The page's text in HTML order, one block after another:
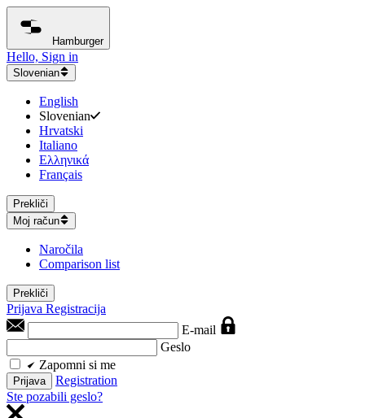
Hamburger
Hello, Sign in
Slovenian
English
Slovenian
Hrvatski
Italiano
Ελληνικά
Français
Prekliči
Moj račun
Naročila
Comparison list
Prekliči
Prijava Registracija
E-mail
Geslo
Zapomni si me
Prijava
Registration
Ste pozabili geslo?